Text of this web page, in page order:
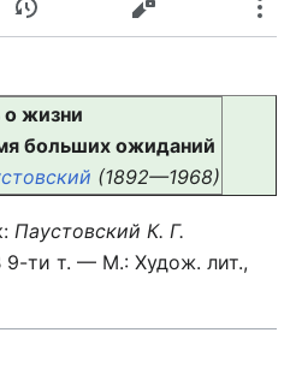
История
Ещё
о жизни
больших ожиданий
(1892—1968)
Паустовский К. Г.
9-ти т. — М.: Худож. лит.,